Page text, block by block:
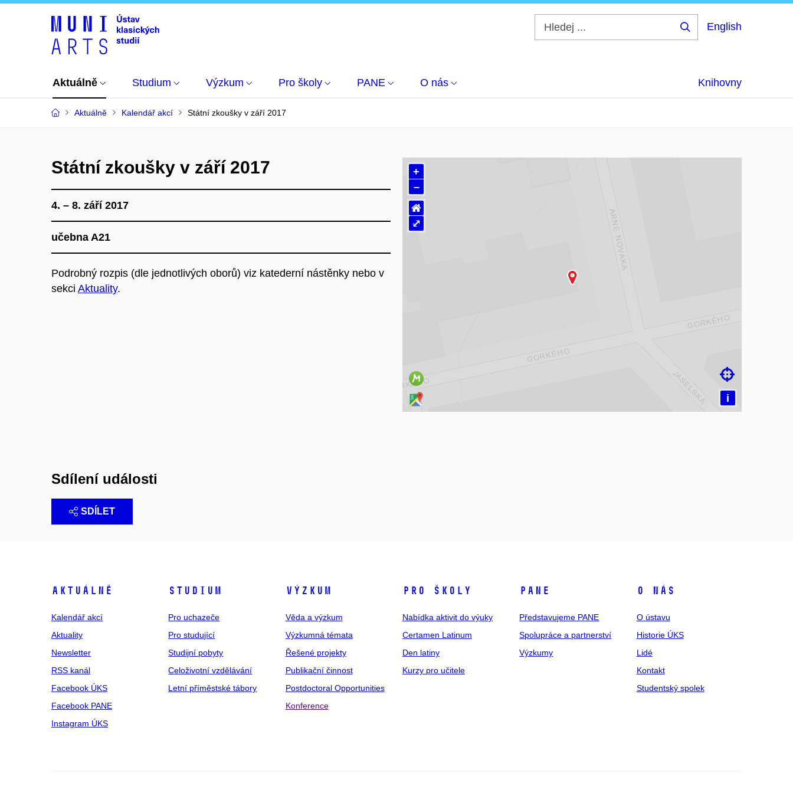
English
Aktuálně Studium Výzkum Pro školy PANE O nás Knihovny
Aktuálně Kalendář akcí Státní zkoušky v září 2017
Státní zkoušky v září 2017
4. – 8. září 2017
učebna A21
Podrobný rozpis (dle jednotlivých oborů) viz katederní nástěnky nebo v
sekci Aktuality.
+
–
i

⌂
⤢
Sdílení události
SDÍLET
Aktuálně
Kalendář akcí
Aktuality
Newsletter
RSS kanál
Facebook ÚKS
Facebook PANE
Instagram ÚKS
Studium
Pro uchazeče
Pro studující
Studijní pobyty
Celoživotní vzdělávání
Letní příměstské tábory
Výzkum
Věda a výzkum
Výzkumná témata
Řešené projekty
Publikační činnost
Postdoctoral Opportunities
Konference
Pro školy
Nabídka aktivit do výuky
Certamen Latinum
Den latiny
Kurzy pro učitele
PANE
Představujeme PANE
Spolupráce a partnerství
Výzkumy
O nás
O ústavu
Historie ÚKS
Lidé
Kontakt
Studentský spolek